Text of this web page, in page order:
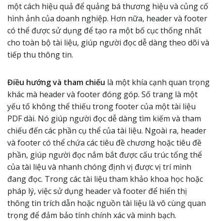
một cách hiệu quả để quảng bá thương hiệu và củng cố
hình ảnh của doanh nghiệp. Hơn nữa, header và footer
có thể được sử dụng để tạo ra một bố cục thống nhất
cho toàn bộ tài liệu, giúp người đọc dễ dàng theo dõi và
tiếp thu thông tin.
Điều hướng và tham chiếu là một khía cạnh quan trọng
khác mà header và footer đóng góp. Số trang là một
yếu tố không thể thiếu trong footer của một tài liệu
PDF dài. Nó giúp người đọc dễ dàng tìm kiếm và tham
chiếu đến các phần cụ thể của tài liệu. Ngoài ra, header
và footer có thể chứa các tiêu đề chương hoặc tiêu đề
phần, giúp người đọc nắm bắt được cấu trúc tổng thể
của tài liệu và nhanh chóng định vị được vị trí mình
đang đọc. Trong các tài liệu tham khảo khoa học hoặc
pháp lý, việc sử dụng header và footer để hiển thị
thông tin trích dẫn hoặc nguồn tài liệu là vô cùng quan
trọng để đảm bảo tính chính xác và minh bạch.